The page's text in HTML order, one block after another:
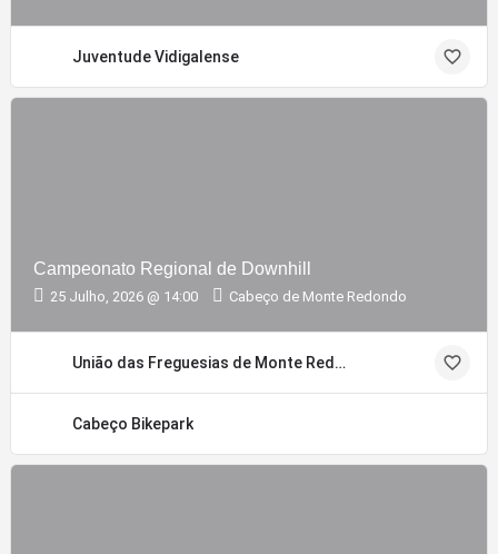
Juventude Vidigalense
Campeonato Regional de Downhill
25 Julho, 2026 @ 14:00 Cabeço de Monte Redondo
União das Freguesias de Monte Redondo e Carreira
Cabeço Bikepark